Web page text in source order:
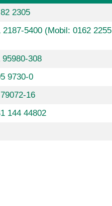
2305
2187-5400 (Mobil: 0162 2255
308
9730-0
16
144 44802